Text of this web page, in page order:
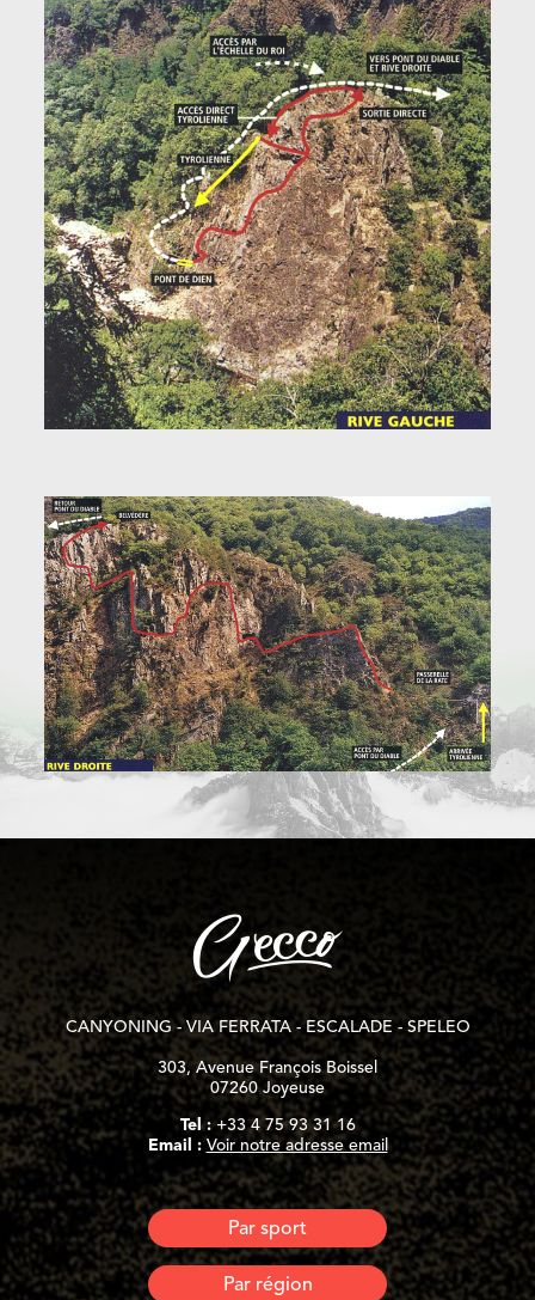
CANYONING - VIA FERRATA - ESCALADE - SPELEO
303, Avenue François Boissel
07260 Joyeuse
Tel :+33 4 75 93 31 16
Email : Voir notre adresse email
Par sport
Nuit en Portaledge
Par région